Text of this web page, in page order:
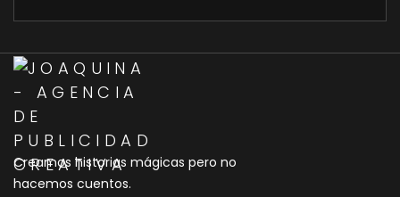
Creamos historias mágicas pero no
hacemos cuentos.